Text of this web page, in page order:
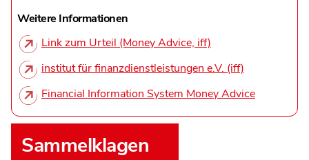
Weitere Informationen
Link zum Urteil (Money Advice, iff)
institut für finanzdienstleistungen e.V. (iff)
Financial Information System Money Advice
Sammelklagen